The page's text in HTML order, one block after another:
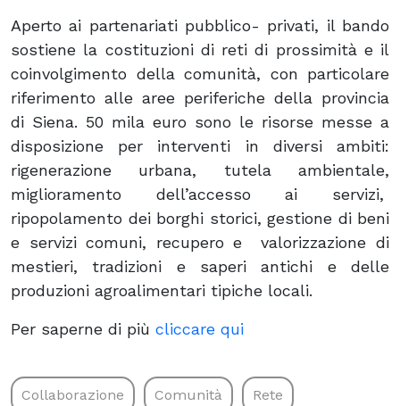
Aperto ai partenariati pubblico- privati, il bando
sostiene la costituzioni di reti di prossimità e il
coinvolgimento della comunità, con particolare
riferimento alle aree periferiche della provincia
di Siena. 50 mila euro sono le risorse messe a
disposizione per interventi in diversi ambiti:
rigenerazione urbana, tutela ambientale,
miglioramento dell’accesso ai servizi,
ripopolamento dei borghi storici, gestione di beni
e servizi comuni, recupero e valorizzazione di
mestieri, tradizioni e saperi antichi e delle
produzioni agroalimentari tipiche locali.
Per saperne di più cliccare qui
Collaborazione Comunità Rete